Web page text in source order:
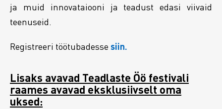
ja muid innovataiooni ja teadust edasi viivaid
teenuseid.
Registreeri töötubadesse siin.
Lisaks avavad Teadlaste Öö festivali
raames avavad eksklusiivselt oma
uksed: